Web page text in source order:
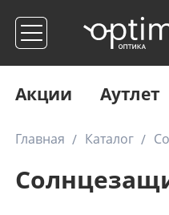
Акции Аутлет
Главная Каталог